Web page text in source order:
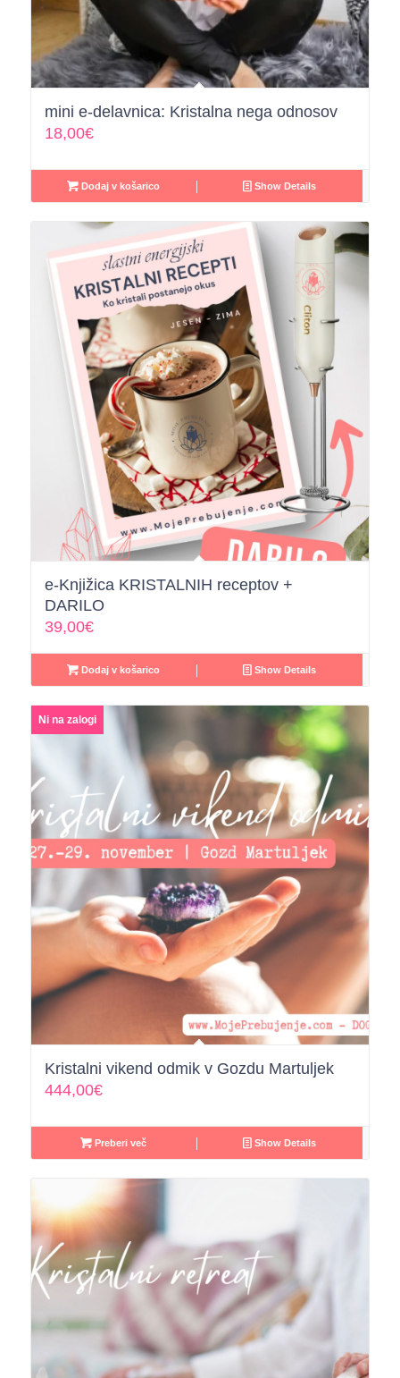
mini e-delavnica: Kristalna nega odnosov
18,00€
Dodaj v košarico Show Details
e-Knjižica KRISTALNIH receptov +
DARILO
39,00€
Dodaj v košarico Show Details
Ni na zalogi
Kristalni vikend odmik v Gozdu Martuljek
444,00€
Preberi več Show Details